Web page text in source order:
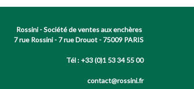
Rossini - Société de ventes aux enchères
7 rue Rossini - 7 rue Drouot - 75009 PARIS
Tél : +33 (0)1 53 34 55 00
contact@rossini.fr